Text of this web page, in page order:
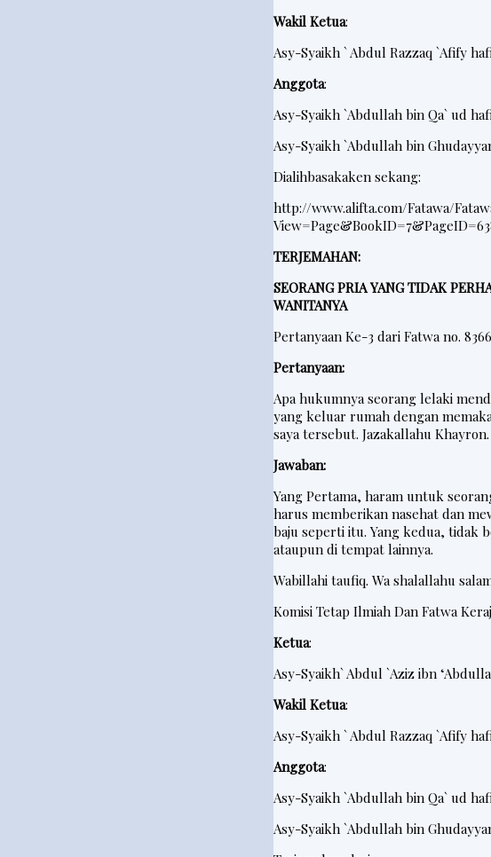
Wakil Ketua:
Asy-Syaikh ` Abdul Razzaq `Afify
Anggota:
Asy-Syaikh `Abdullah bin Qa` ud
Asy-Syaikh `Abdullah bin
Dialihbasakaken sekang:
http://www.alifta.com/Fatawa/
TERJEMAHAN:
SEORANG PRIA YANG TIDAK
WANITANYA
Pertanyaan Ke-3 dari Fatwano.
Pertanyaan:
Apa hukumnya seorang lelaki
yang keluar rumah dengan
saya tersebut. Jazakallahu Khayron.
Jawaban:
Yang Pertama, haram untuk
harus memberikan nasehat dan
baju seperti itu. Yang kedua, tidak
ataupun di tempat lainnya.
Wabillahi taufiq. Wa shalallahu
Komisi Tetap Ilmiah Dan Fatwa
Ketua:
Asy-Syaikh` Abdul `Aziz ibn
Wakil Ketua:
Asy-Syaikh ` Abdul Razzaq `Afify
Anggota:
Asy-Syaikh `Abdullah bin Qa` ud
Asy-Syaikh `Abdullah bin